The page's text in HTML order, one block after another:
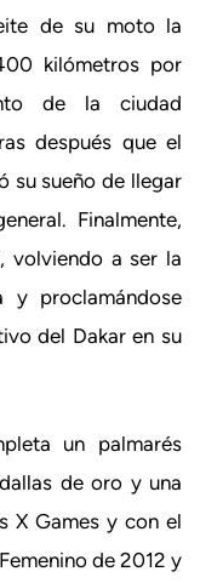
de su moto la
kilómetros por
de la ciudad
después que el
su sueño de llegar
Finalmente,
volviendo a ser la
y proclamándose
del Dakar en su
un palmarés
de oro y una
X Games y con el
de 2012 y